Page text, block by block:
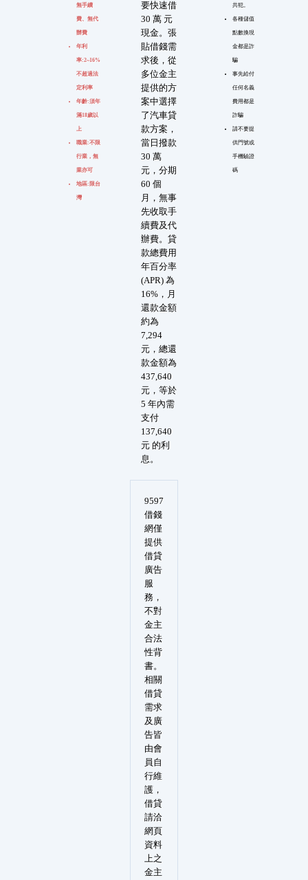
無手續
費、無代
辦費
年利
率:2~16%
不超過法
定利率
年齡:須年
滿18歲以
上
職業:不限
行業，無
業亦可
地區:限台
灣
要快速借
30 萬 元
現金。張
貼借錢需
求後，從
多位金主
提供的方
案中選擇
了汽車貸
款方案，
當日撥款
30 萬
元，分期
60 個
月，無事
先收取手
續費及代
辦費。貸
款總費用
年百分率
(APR) 為
16%，月
還款金額
約為
7,294
元，總還
款金額為
437,640
元，等於
5 年內需
支付
137,640
元 的利
息。
共犯。
各種儲值
點數換現
金都是詐
騙
事先給付
任何名義
費用都是
詐騙
請不要提
供門號或
手機驗證
碼
9597
借錢
網僅
提供
借貸
廣告
服
務，
不對
金主
合法
性背
書。
相關
借貸
需求
及廣
告皆
由會
員自
行維
護，
借貸
請洽
網頁
資料
上之
金主